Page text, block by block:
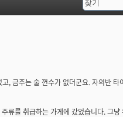
, 금주는 술 껀수가 없더군요. 자의반 타
류를 취급하는 가게에 갔었습니다. 그냥
검색 폼